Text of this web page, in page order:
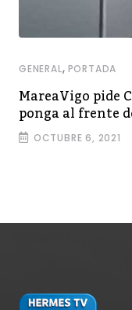
GENERAL, PORTADA
MareaVigo pide
ponga al frente
OCTUBRE 6, 2021